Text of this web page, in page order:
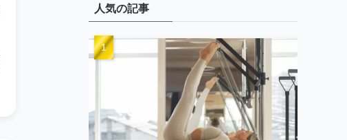
人気の記事